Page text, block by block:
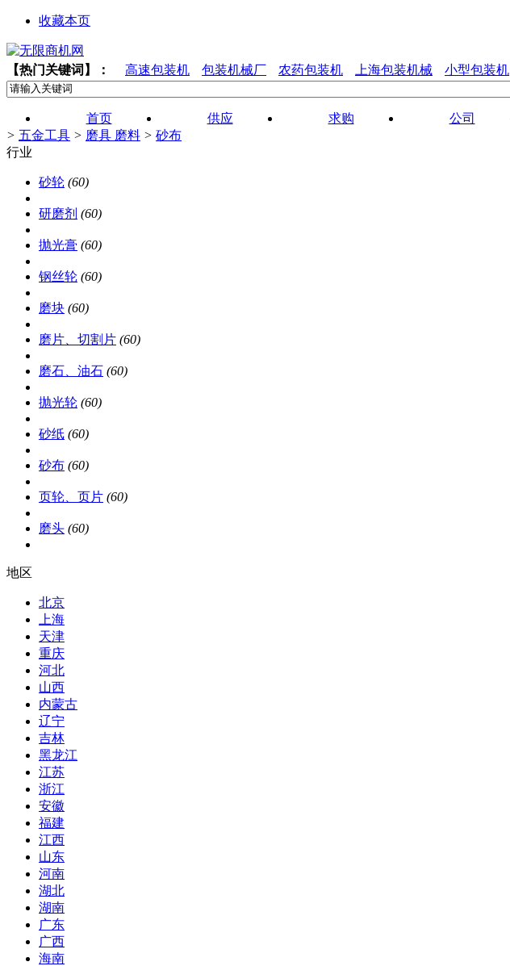
收藏本页
【热门关键词】： 高速包装机 包装机械厂 农药包装机 上海包装机械 小型包装机
首页 供应 求购 公司
> 五金工具 > 磨具 磨料 > 砂布
行业
砂轮 (60)
研磨剂 (60)
抛光膏 (60)
钢丝轮 (60)
磨块 (60)
磨片、切割片 (60)
磨石、油石 (60)
抛光轮 (60)
砂纸 (60)
砂布 (60)
页轮、页片 (60)
磨头 (60)
地区
北京
上海
天津
重庆
河北
山西
内蒙古
辽宁
吉林
黑龙江
江苏
浙江
安徽
福建
江西
山东
河南
湖北
湖南
广东
广西
海南